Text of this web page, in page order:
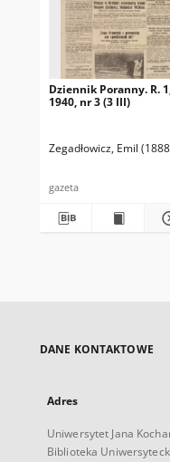
Dziennik Poranny. R.
1940, nr 3 (3 III)
Zegadłowicz, Emil
gazeta
DANE KONTAKTOWE
Adres
Uniwersytet Jana
Biblioteka